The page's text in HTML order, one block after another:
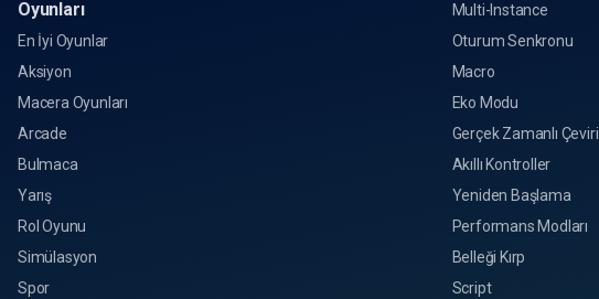
Oyunları
En İyi Oyunlar
Aksiyon
Macera Oyunları
Arcade
Bulmaca
Yarış
Rol Oyunu
Simülasyon
Spor
Multi-Instance
Oturum Senkronu
Macro
Eko Modu
Gerçek Zamanlı Çeviri
Akıllı Kontroller
Yeniden Başlama
Performans Modları
Belleği Kırp
Script